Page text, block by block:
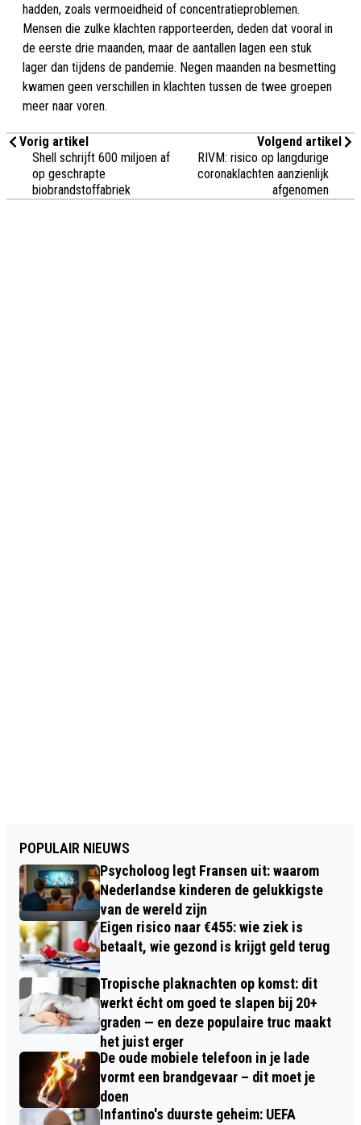
hadden, zoals vermoeidheid of concentratieproblemen.
Mensen die zulke klachten rapporteerden, deden dat vooral in
de eerste drie maanden, maar de aantallen lagen een stuk
lager dan tijdens de pandemie. Negen maanden na besmetting
kwamen geen verschillen in klachten tussen de twee groepen
meer naar voren.
Vorig artikel
Shell schrijft 600 miljoen af
op geschrapte
biobrandstoffabriek
Volgend artikel
RIVM: risico op langdurige
coronaklachten aanzienlijk
afgenomen
POPULAIR NIEUWS
Psycholoog legt Fransen uit: waarom
Nederlandse kinderen de gelukkigste
van de wereld zijn
Eigen risico naar €455: wie ziek is
betaalt, wie gezond is krijgt geld terug
Tropische plaknachten op komst: dit
werkt écht om goed te slapen bij 20+
graden — en deze populaire truc maakt
het juist erger
De oude mobiele telefoon in je lade
vormt een brandgevaar – dit moet je
doen
Infantino's duurste geheim: UEFA